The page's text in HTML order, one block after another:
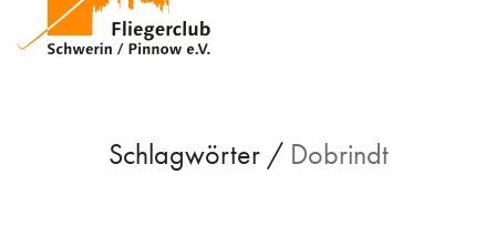
Schlagwörter / Dobrindt